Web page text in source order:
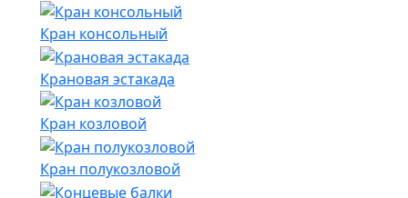
Кран консольный
Крановая эстакада
Кран козловой
Кран полукозловой